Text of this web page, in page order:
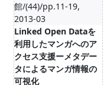
館/(44)/pp.11-19,
2013-03
Linked Open Dataを
利用したマンガへのア
クセス支援ーメタデー
タによるマンガ情報の
可視化